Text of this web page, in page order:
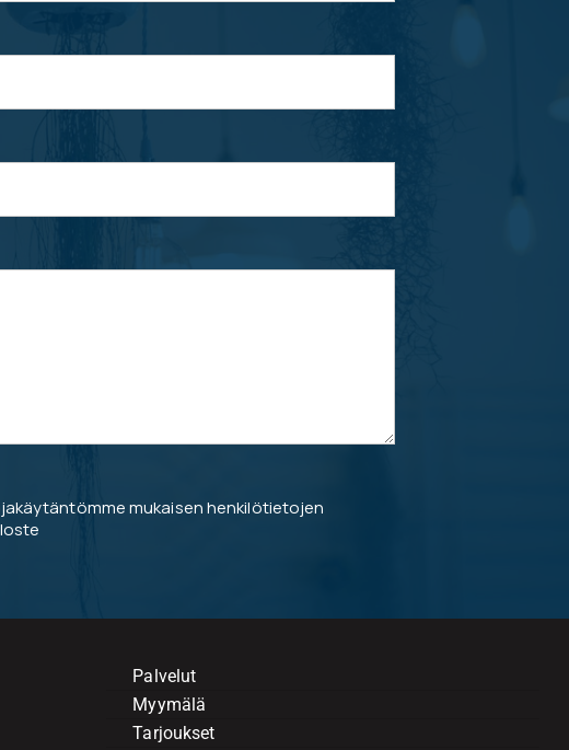
mukaisen henkilötietojen
Palvelut
Myymälä
Tarjoukset